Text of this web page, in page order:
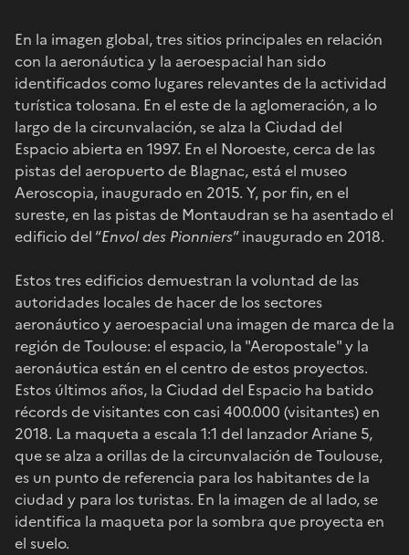
En la imagen global, tres sitios principales en relación
con la aeronáutica y la aeroespacial han sido
identificados como lugares relevantes de la actividad
turística tolosana. En el este de la aglomeración, a lo
largo de la circunvalación, se alza la Ciudad del
Espacio abierta en 1997. En el Noroeste, cerca de las
pistas del aeropuerto de Blagnac, está el museo
Aeroscopia, inaugurado en 2015. Y, por fin, en el
sureste, en las pistas de Montaudran se ha asentado el
edificio del “Envol des Pionniers” inaugurado en 2018.
Estos tres edificios demuestran la voluntad de las
autoridades locales de hacer de los sectores
aeronáutico y aeroespacial una imagen de marca de la
región de Toulouse: el espacio, la "Aeropostale" y la
aeronáutica están en el centro de estos proyectos.
Estos últimos años, la Ciudad del Espacio ha batido
récords de visitantes con casi 400.000 (visitantes) en
2018. La maqueta a escala 1:1 del lanzador Ariane 5,
que se alza a orillas de la circunvalación de Toulouse,
es un punto de referencia para los habitantes de la
ciudad y para los turistas. En la imagen de al lado, se
identifica la maqueta por la sombra que proyecta en
el suelo.